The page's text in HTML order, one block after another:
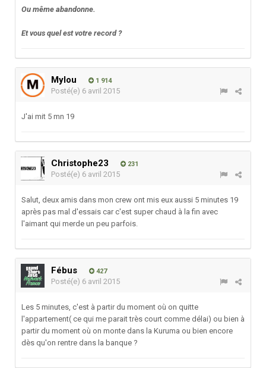
Ou même abandonne.
Et vous quel est votre record ?
Mylou 1 914
Posté(e) 6 avril 2015
J'ai mit 5 mn 19
Christophe23 231
Posté(e) 6 avril 2015
Salut, deux amis dans mon crew ont mis eux aussi 5 minutes 19
après pas mal d'essais car c'est super chaud à la fin avec
l'aimant qui merde un peu parfois.
Fébus 427
Posté(e) 6 avril 2015
Les 5 minutes, c'est à partir du moment où on quitte
l'appartement( ce qui me parait très court comme délai) ou bien à
partir du moment où on monte dans la Kuruma ou bien encore
dès qu'on rentre dans la banque ?